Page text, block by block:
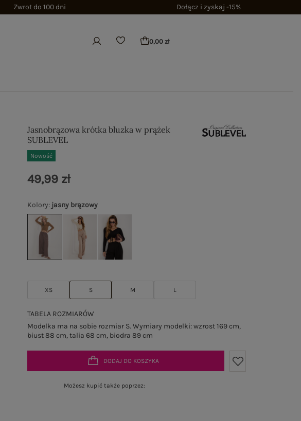
Zwrot do 100 dni Dołącz i zyskaj -15%
0,00 zł
Jasnobrązowa krótka bluzka w prążek
SUBLEVEL
Nowość
Kolory: jasny brązowy
XS S M L
TABELA ROZMIARÓW
Modelka ma na sobie rozmiar S. Wymiary modelki: wzrost 169 cm,
biust 88 cm, talia 68 cm, biodra 89 cm
49,99 zł
DODAJ DO KOSZYKA
Możesz kupić także poprzez: